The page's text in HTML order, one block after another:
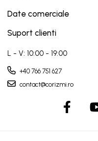
Date comerciale
Suport clienti
L - V: 10:00 - 19:00
+40 766 751 627
contact@corizmi.ro